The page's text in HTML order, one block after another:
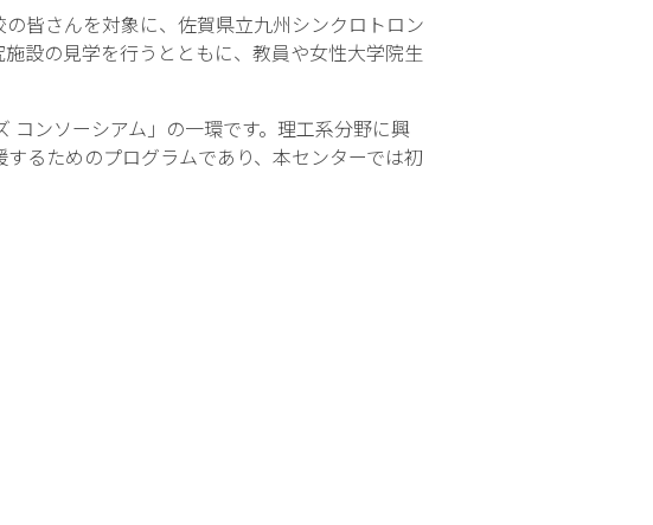
皆さんを対象に、佐賀県立九州シンクロトロン
設の見学を行うとともに、教員や女性大学院生
ンソーシアム」の一環です。理工系分野に興
るためのプログラムであり、本センターでは初